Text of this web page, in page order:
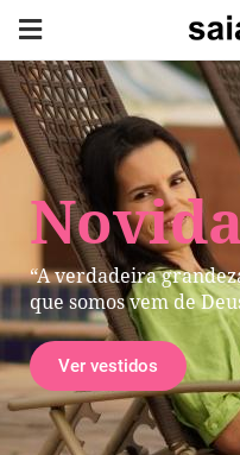
“A verdadeira
que somos vem de
Ver vestidos